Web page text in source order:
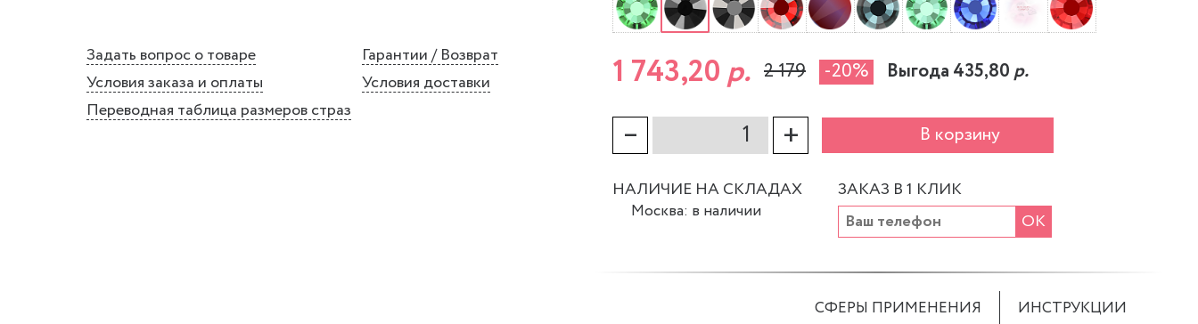
Задать вопрос о товаре
Гарантии / Возврат
Условия заказа и оплаты
Условия доставки
Переводная таблица размеров страз
1 743,20р. 2 179 -20% Выгода 435,80р.
– + В корзину
НАЛИЧИЕ НА СКЛАДАХ
Москва: в наличии
ЗАКАЗ В 1 КЛИК
ОК
СФЕРЫ ПРИМЕНЕНИЯ ИНСТРУКЦИИ